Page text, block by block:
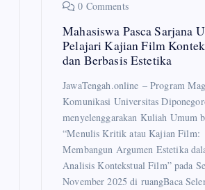
0 Comments
Mahasiswa Pasca Sarjana
Pelajari Kajian Film
dan Berbasis Estetika
JawaTengah.online – Program
Komunikasi Universitas
menyelenggarakan Kuliah Umum
“Menulis Kritik atau Kajian Film:
Membangun Argumen Estetika
Analisis Kontekstual Film” pada
November 2025 di ruangBaca